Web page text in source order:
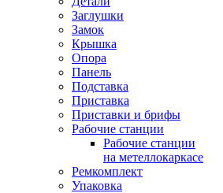
Заглушки
Замок
Крышка
Опора
Панель
Подставка
Приставка
Приставки и брифы
Рабочие станции
Рабочие станции
на метеллокаркасе
Ремкомплект
Упаковка